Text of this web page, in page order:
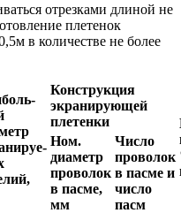
отрезками длиной не
плетенок
в количестве не более
Конструкция
экранирующей
плетенки
Ном.
диаметр
проволок
в пасме,
мм
Число
проволок
в пасме и
число
пасм